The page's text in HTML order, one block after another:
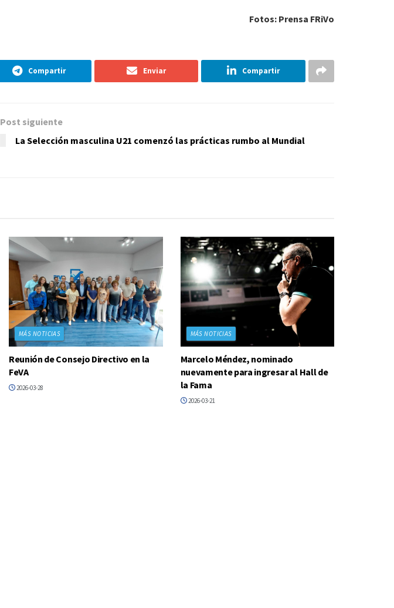
Fotos: Prensa FRiVo
Compartir Enviar Compartir
Post siguiente
La Selección masculina U21 comenzó las prácticas rumbo al Mundial
MÁS NOTICIAS
Reunión de Consejo Directivo en la
FeVA
2026-03-28
MÁS NOTICIAS
Marcelo Méndez, nominado
nuevamente para ingresar al Hall de
la Fama
2026-03-21